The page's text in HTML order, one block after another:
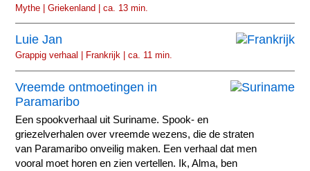
Mythe | Griekenland | ca. 13 min.
Luie Jan
Grappig verhaal | Frankrijk | ca. 11 min.
Vreemde ontmoetingen in
Paramaribo
Een spookverhaal uit Suriname. Spook- en
griezelverhalen over vreemde wezens, die de straten
van Paramaribo onveilig maken. Een verhaal dat men
vooral moet horen en zien vertellen. Ik, Alma, ben